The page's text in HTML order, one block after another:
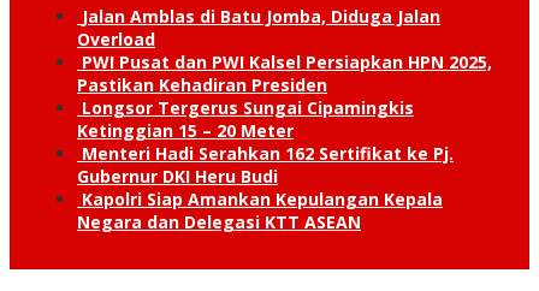
Jalan Amblas di Batu Jomba, Diduga Jalan
Overload
PWI Pusat dan PWI Kalsel Persiapkan HPN 2025,
Pastikan Kehadiran Presiden
Longsor Tergerus Sungai Cipamingkis
Ketinggian 15 – 20 Meter
Menteri Hadi Serahkan 162 Sertifikat ke Pj.
Gubernur DKI Heru Budi
Kapolri Siap Amankan Kepulangan Kepala
Negara dan Delegasi KTT ASEAN